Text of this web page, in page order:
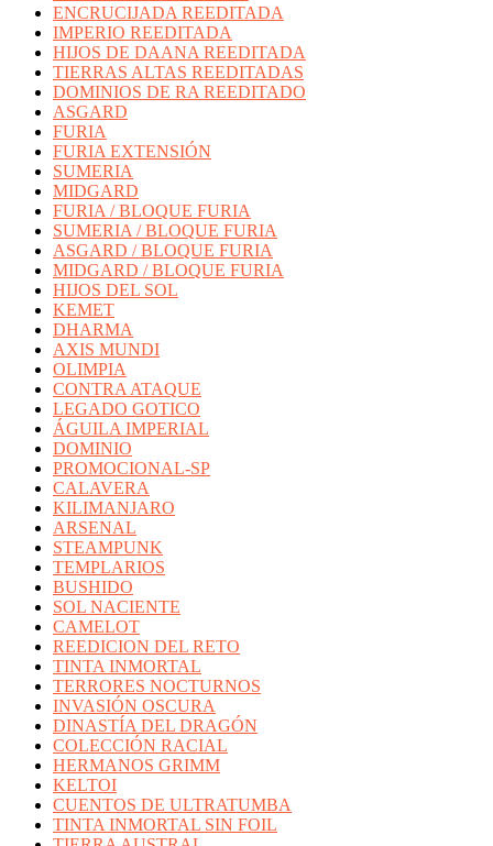
ENCRUCIJADA REEDITADA
IMPERIO REEDITADA
HIJOS DE DAANA REEDITADA
TIERRAS ALTAS REEDITADAS
DOMINIOS DE RA REEDITADO
ASGARD
FURIA
FURIA EXTENSIÓN
SUMERIA
MIDGARD
FURIA / BLOQUE FURIA
SUMERIA / BLOQUE FURIA
ASGARD / BLOQUE FURIA
MIDGARD / BLOQUE FURIA
HIJOS DEL SOL
KEMET
DHARMA
AXIS MUNDI
OLIMPIA
CONTRA ATAQUE
LEGADO GOTICO
ÁGUILA IMPERIAL
DOMINIO
PROMOCIONAL-SP
CALAVERA
KILIMANJARO
ARSENAL
STEAMPUNK
TEMPLARIOS
BUSHIDO
SOL NACIENTE
CAMELOT
REEDICION DEL RETO
TINTA INMORTAL
TERRORES NOCTURNOS
INVASIÓN OSCURA
DINASTÍA DEL DRAGÓN
COLECCIÓN RACIAL
HERMANOS GRIMM
KELTOI
CUENTOS DE ULTRATUMBA
TINTA INMORTAL SIN FOIL